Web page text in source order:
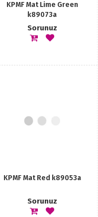
KPMF Mat Lime Green
k89073a
Sorunuz
KPMF Mat Red k89053a
Sorunuz